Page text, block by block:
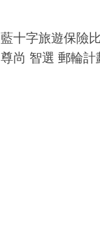
藍十字旅遊保險
尊尚 智選 郵輪計